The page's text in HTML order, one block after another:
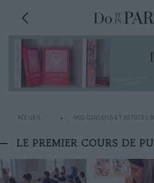
ACCUEIL NOS CONSEILS ET ASTUCES
LE PREMIER COURS DE